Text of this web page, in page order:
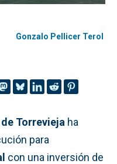
Gonzalo Pellicer Terol
Torrevieja ha
para
con una inversión de